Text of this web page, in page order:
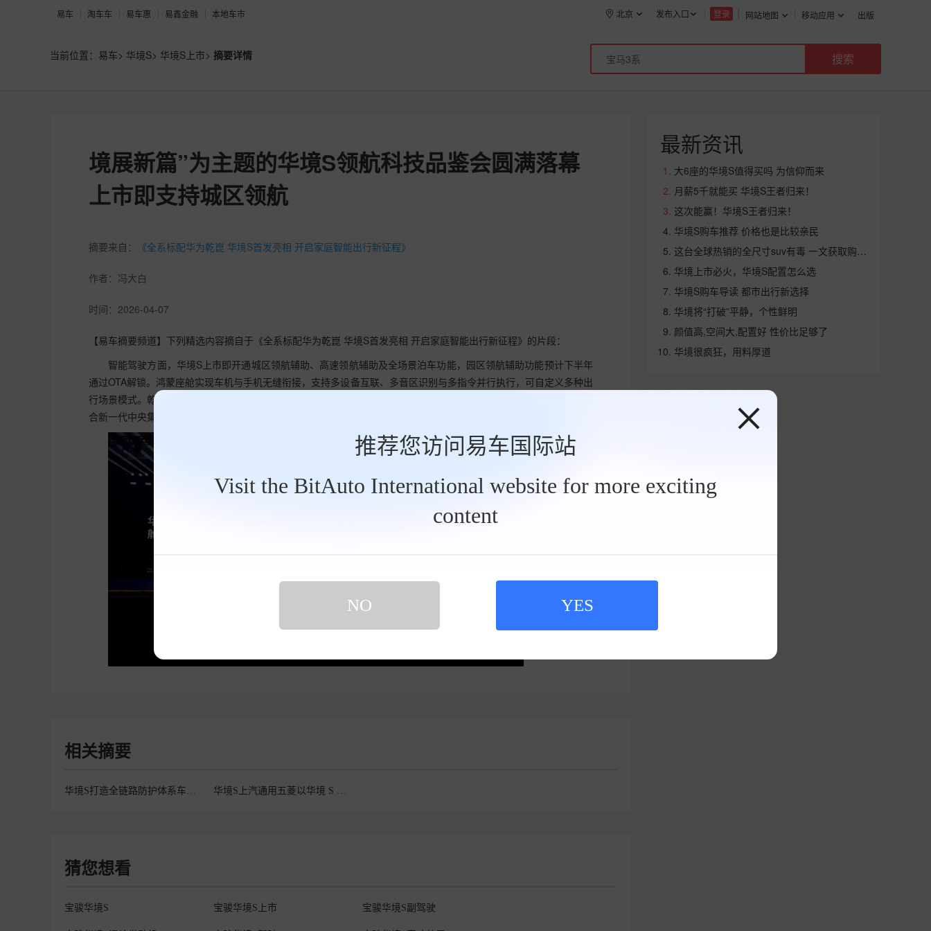
易车 淘车车 易车惠 易鑫金融 本地车市 网站地图 移动应用 出版
登录
发布入口
北京
推荐您访问易车国际站
Visit the BitAuto International website for more exciting
content
NO YES
当前位置： 易车> 华境S> 华境S上市> 摘要详情
境展新篇”为主题的华境S领航科技品鉴会圆满落幕
上市即支持城区领航
摘要来自： 《全系标配华为乾崑 华境S首发亮相 开启家庭智能出行新征程》
作者： 冯大白
时间： 2026-04-07
【易车摘要频道】下列精选内容摘自于《全系标配华为乾崑 华境S首发亮相 开启家庭智能出行新征程》的片段：
智能驾驶方面，华境S上市即开通城区领航辅助、高速领航辅助及全场景泊车功能，园区领航辅助功能预计下半年
通过OTA解锁。鸿蒙座舱实现车机与手机无缝衔接，支持多设备互联、多音区识别与多指令并行执行，可自定义多种出
行场景模式。乾崑车云搭载星闪数字钥匙与哨兵模式，信号与定位精度显著提升，车联网安全达业界最高等级认证。配
合新一代中央集成式电子电气架构EEA4.0，车辆实现毫秒级响应与无感OTA升级，常用常新。
相关摘要
华境S打造全链路防护体系车身采用宝钢核潜艇级2000MPa超高强 华境S上汽通用五菱以华境 S 回应家庭用户对高阶智能与高品质出行
猜您想看
宝骏华境S 宝骏华境S上市 宝骏华境S副驾驶
最新资讯
大6座的华境S值得买吗 为信仰而来
月薪5千就能买 华境S王者归来！
这次能赢！华境S王者归来！
华境S购车推荐 价格也是比较亲民
这台全球热销的全尺寸suv有毒 一文获取购车攻略
华境上市必火，华境S配置怎么选
华境S购车导读 都市出行新选择
华境将“打破”平静，个性鲜明
颜值高,空间大,配置好 性价比足够了
华境很疯狂，用料厚道